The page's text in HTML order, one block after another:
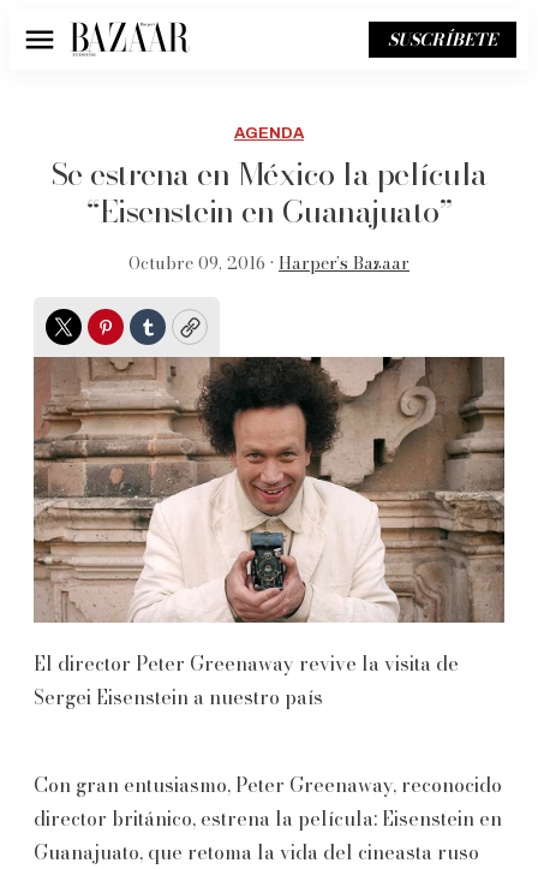
Menú SUSCRÍBETE
AGENDA
Se estrena en México la película
“Eisenstein en Guanajuato”
Octubre 09, 2016 • Harper’s Bazaar
TwitterPinterest
TumblrCopy
El director Peter Greenaway revive la visita de
Sergei Eisenstein a nuestro país
Con gran entusiasmo, Peter Greenaway, reconocido
director británico, estrena la película: Eisenstein en
Guanajuato, que retoma la vida del cineasta ruso